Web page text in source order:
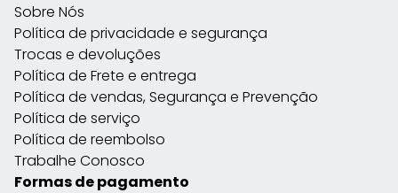
Sobre Nós
Política de privacidade e segurança
Trocas e devoluções
Política de Frete e entrega
Política de vendas, Segurança e Prevenção
Política de serviço
Política de reembolso
Trabalhe Conosco
Formas de pagamento